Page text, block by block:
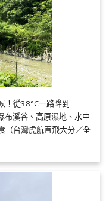
！從38°C一路降到
布溪谷、高原濕地、水中
（台灣虎航直飛大分／全